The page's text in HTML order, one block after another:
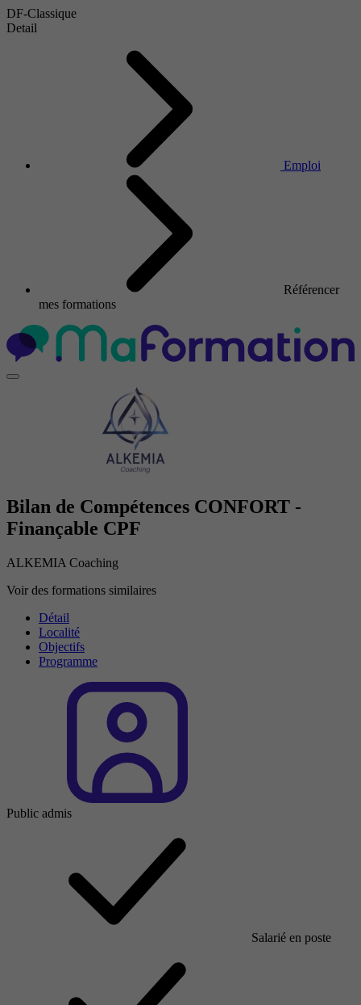
DF-Classique
Detail
Emploi
Référencer
mes formations
Bilan de Compétences CONFORT -
Finançable CPF
ALKEMIA Coaching
Voir des formations similaires
Détail
Localité
Objectifs
Programme
Public admis
Salarié en poste